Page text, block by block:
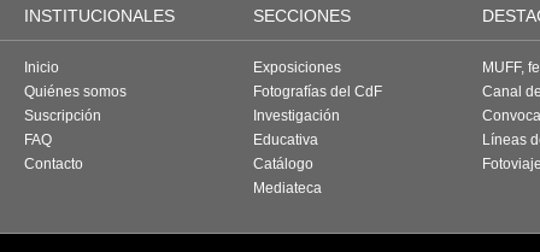
INSTITUCIONALES SECCIONES
Inicio
Quiénes somos
Suscripción
FAQ
Contacto
Exposiciones
Fotografías del CdF
Investigación
Educativa
Catálogo
Mediateca
MUFF,
Canal
Líneas